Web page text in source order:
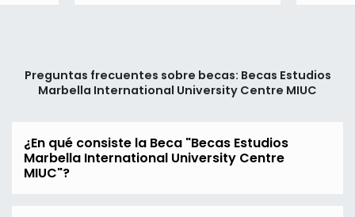
Preguntas frecuentes sobre becas: Becas Estudios
Marbella International University Centre MIUC
¿En qué consiste la Beca "Becas Estudios
Marbella International University Centre
MIUC"?